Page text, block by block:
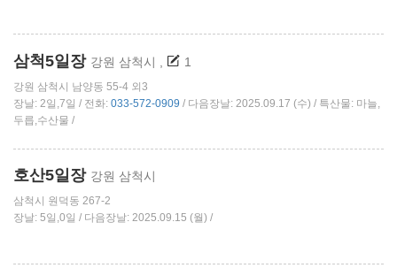
삼척5일장 강원 삼척시 , 1
강원 삼척시 남양동 55-4 외3
장날: 2일,7일 / 전화: 033-572-0909 / 다음장날: 2025.09.17 (수) / 특산물: 마늘,
두릅,수산물 /
호산5일장 강원 삼척시
삼척시 원덕동 267-2
장날: 5일,0일 / 다음장날: 2025.09.15 (월) /